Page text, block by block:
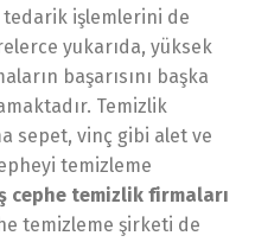
işlemlerini de
yukarıda, yüksek
başarısını başka
Temizlik
sepet, vinç gibi alet ve
temizleme
cephe temizlik firmaları
temizleme şirketi de